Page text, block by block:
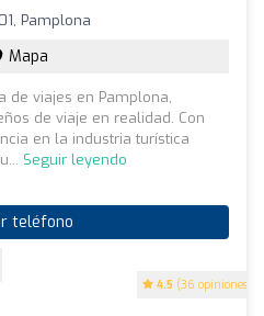
4.5 (36 opiniones)
Pamplona
Mapa
de viajes en Pamplona,
de viaje en realidad. Con
en la industria turística
Seguir leyendo
teléfono